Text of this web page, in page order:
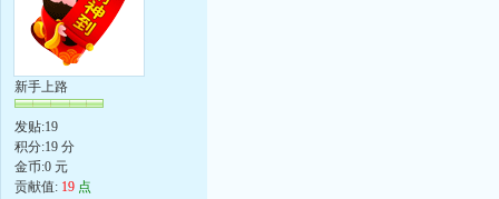
新手上路
发贴:19
积分:19 分
金币:0 元
贡献值: 19 点